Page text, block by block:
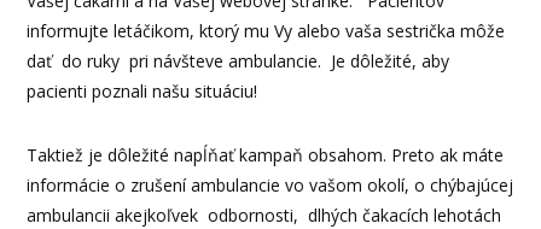
informujte letáčikom, ktorý mu Vy alebo vaša sestrička môže
dať do ruky pri návšteve ambulancie. Je dôležité, aby
pacienti poznali našu situáciu!
Taktiež je dôležité napĺňať kampaň obsahom. Preto ak máte
informácie o zrušení ambulancie vo vašom okolí, o chýbajúcej
ambulancii akejkoľvek odbornosti, dlhých čakacích lehotách